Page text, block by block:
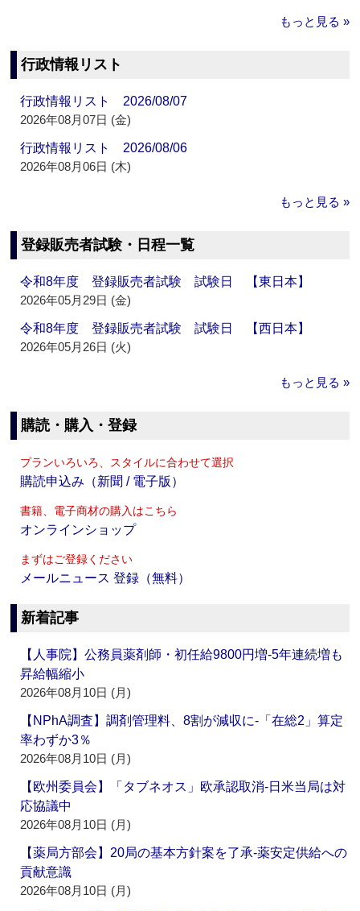
もっと見る »
行政情報リスト
行政情報リスト 2026/08/07
2026年08月07日 (金)
行政情報リスト 2026/08/06
2026年08月06日 (木)
もっと見る »
登録販売者試験・日程一覧
令和8年度 登録販売者試験 試験日 【東日本】
2026年05月29日 (金)
令和8年度 登録販売者試験 試験日 【西日本】
2026年05月26日 (火)
もっと見る »
購読・購入・登録
プランいろいろ、スタイルに合わせて選択
購読申込み（新聞 / 電子版）
書籍、電子商材の購入はこちら
オンラインショップ
まずはご登録ください
メールニュース 登録（無料）
新着記事
【人事院】公務員薬剤師・初任給9800円増‐5年連続増も
昇給幅縮小
2026年08月10日 (月)
【NPhA調査】調剤管理料、8割が減収に‐「在総2」算定
率わずか3％
2026年08月10日 (月)
【欧州委員会】「タブネオス」欧承認取消‐日米当局は対
応協議中
2026年08月10日 (月)
【薬局方部会】20局の基本方針案を了承‐薬安定供給への
貢献意識
2026年08月10日 (月)